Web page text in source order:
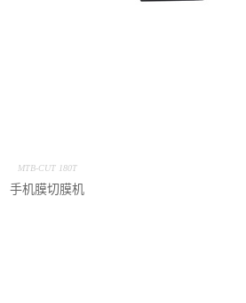
MTB-CUT 180T
手机膜切膜机